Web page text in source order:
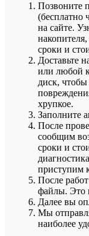
Позвоните
(бесплатно
на сайте.
сроки и
Доставьте
или любой
диск,
хрупкое.
Заполните
После
сообщим
сроки и
приступим
После
файлы. Это
Далее вы
Мы
наиболее